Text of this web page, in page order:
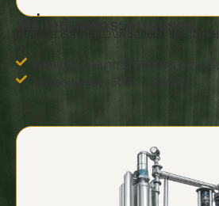
เครื่องต้มสกัดระบบแช่กวน
ต้มสกัดสารสำคัญของพืชด้วยน้ำ และ เอ
ถังสแตนเลส ขนาด 1,500 ลิตร ความเร็
Capacity/day: 500L - 3,000 L